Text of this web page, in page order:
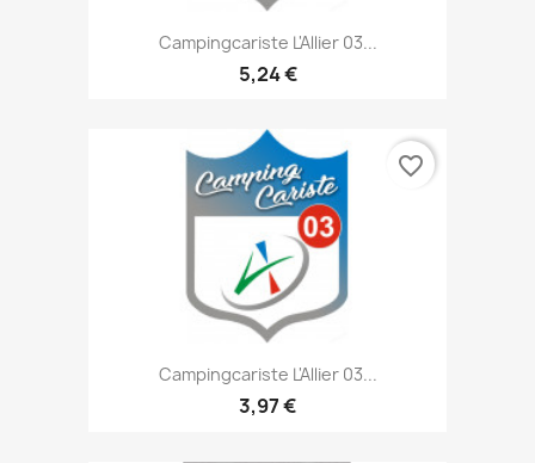
Campingcariste L'Allier 03...
5,24 €
Campingcariste L'Allier 03...
3,97 €
favorite_border